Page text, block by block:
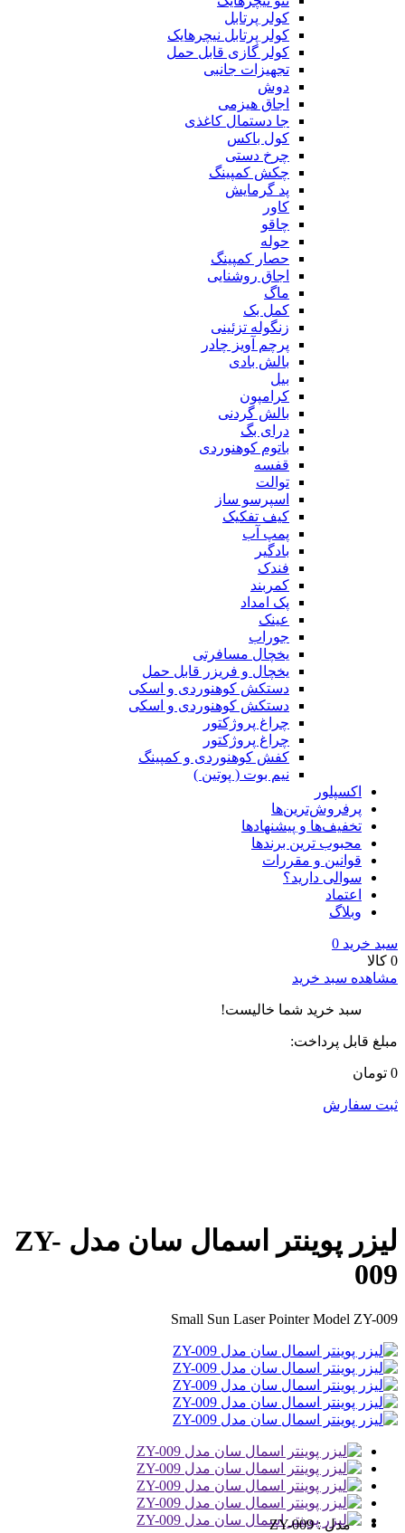
کولر پرتابل
کولر پرتابل نیچرهایک
کولر گازی قابل حمل
تجهیزات جانبی
دوش
اجاق هیزمی
جا دستمال کاغذی
کول باکس
چرخ دستی
چکش کمپینگ
پد گرمایش
کاور
چاقو
حوله
حصار کمپینگ
اجاق روشنایی
ماگ
کمل بک
زنگوله تزئینی
پرچم آویز چادر
بالش بادی
بیل
کرامپون
بالش گردنی
درای بگ
باتوم کوهنوردی
قفسه
توالت
اسپرسو ساز
کیف تفکیک
پمپ آب
بادگیر
فندک
کمربند
پک امداد
عینک
جوراب
یخچال مسافرتی
یخچال و فریزر قابل حمل
دستکش کوهنوردی و اسکی
دستکش کوهنوردی و اسکی
چراغ پروژکتور
چراغ پروژکتور
کفش کوهنوردی و کمپینگ
نیم بوت ( پوتین )
اکسپلور
پرفروش‌ترین‌ها
تخفیف‌ها و پیشنهادها
محبوب ترین برندها
قوانین و مقررات
سوالی دارید؟
اعتماد
وبلاگ
سبد خرید 0
0 کالا
مشاهده سبد خرید
سبد خرید شما خالیست!
مبلغ قابل پرداخت:
0 تومان
ثبت سفارش
لیزر پوینتر اسمال سان مدل ZY-
009
Small Sun Laser Pointer Model ZY-009
مدل :ZY-009